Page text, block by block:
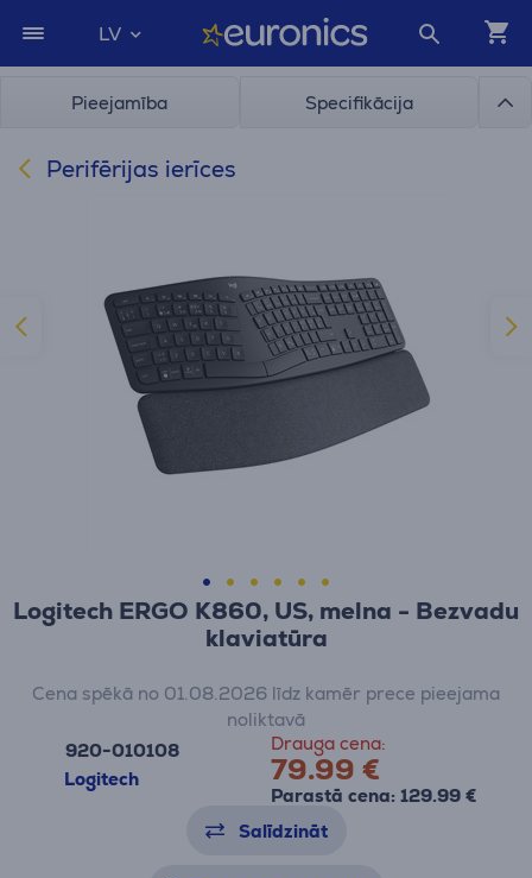
LV
Pieejamība Specifikācija
Perifērijas ierīces
Logitech ERGO K860, US, melna - Bezvadu
klaviatūra
920-010108
Logitech
Drauga cena:
79.99 €
Parastā cena: 129.99 €
Cena spēkā no 01.08.2026 līdz kamēr prece pieejama
noliktavā
Salīdzināt